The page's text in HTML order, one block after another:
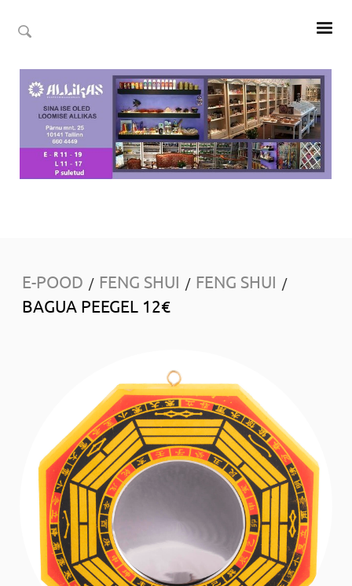
E-POOD / FENG SHUI / FENG SHUI /
BAGUA PEEGEL 12€